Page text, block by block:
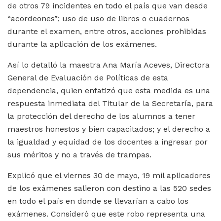
de otros 79 incidentes en todo el país que van desde
“acordeones”; uso de uso de libros o cuadernos
durante el examen, entre otros, acciones prohibidas
durante la aplicación de los exámenes.
Así lo detalló la maestra Ana María Aceves, Directora
General de Evaluación de Políticas de esta
dependencia, quien enfatizó que esta medida es una
respuesta inmediata del Titular de la Secretaría, para
la protección del derecho de los alumnos a tener
maestros honestos y bien capacitados; y el derecho a
la igualdad y equidad de los docentes a ingresar por
sus méritos y no a través de trampas.
Explicó que el viernes 30 de mayo, 19 mil aplicadores
de los exámenes salieron con destino a las 520 sedes
en todo el país en donde se llevarían a cabo los
exámenes. Consideró que este robo representa una